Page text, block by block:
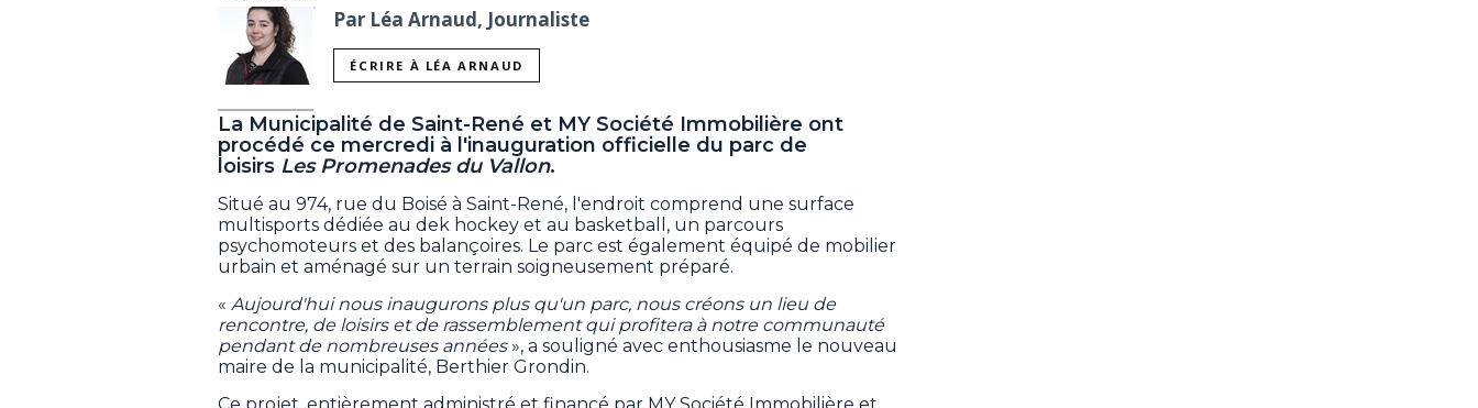
Par Léa Arnaud, Journaliste
ÉCRIRE À LÉA ARNAUD
La Municipalité de Saint-René et MY Société Immobilière ont
procédé ce mercredi à l'inauguration officielle du parc de
loisirs Les Promenades du Vallon.
Situé au 974, rue du Boisé à Saint-René, l'endroit comprend une surface
multisports dédiée au dek hockey et au basketball, un parcours
psychomoteurs et des balançoires. Le parc est également équipé de mobilier
urbain et aménagé sur un terrain soigneusement préparé.
« Aujourd'hui nous inaugurons plus qu'un parc, nous créons un lieu de
rencontre, de loisirs et de rassemblement qui profitera à notre communauté
pendant de nombreuses années», a souligné avec enthousiasme le nouveau
maire de la municipalité, Berthier Grondin.